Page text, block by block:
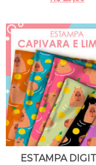
ESTAMPA